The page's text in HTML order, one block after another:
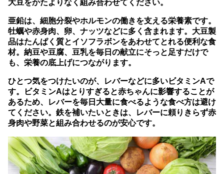
大豆をかたよりなく組み合わせてください。
亜鉛は、細胞分裂やホルモンの働きを支える栄養素です。
牡蠣や赤身肉、卵、ナッツなどに多く含まれます。大豆製
品はたんぱく質とイソフラボンをあわせてとれる便利な食
材。納豆や豆腐、豆乳を毎日の献立にそっと足すだけで
も、栄養の底上げにつながります。
ひとつ気をつけたいのが、レバーなどに多いビタミンAで
す。
ビタミンAはとりすぎると赤ちゃんに影響することが
あるため、レバーを毎日大量に食べるような食べ方は避け
てください。 鉄を補いたいときは、レバーに頼りきらず赤
身肉や野菜と組み合わせるのが安心です。